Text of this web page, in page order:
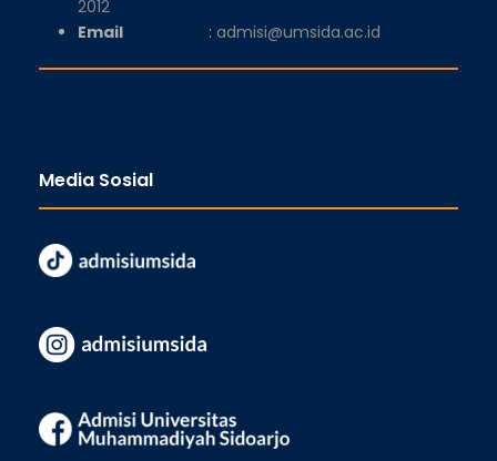
2012
Email
: admisi@umsida.ac.id
Media Sosial